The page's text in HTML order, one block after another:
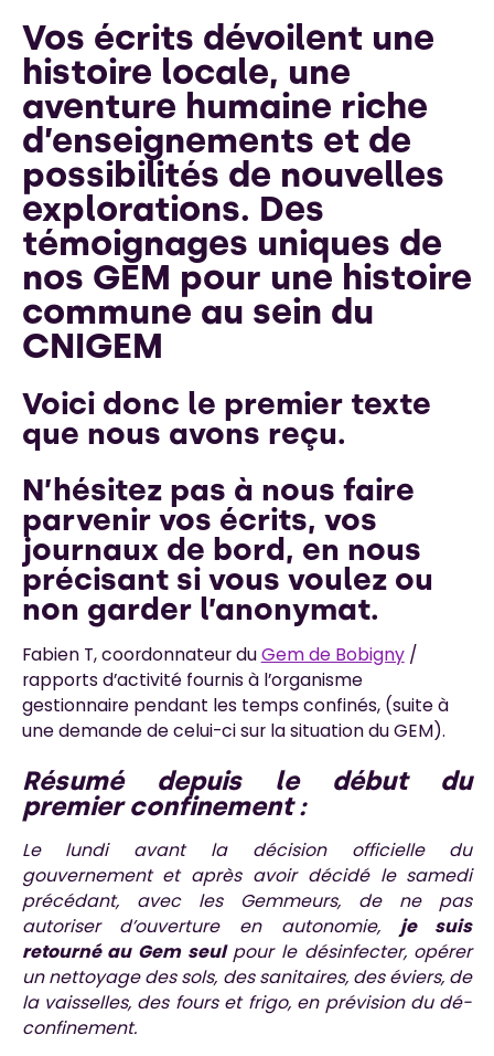
Vos écrits dévoilent une
histoire locale, une
aventure humaine riche
d’enseignements et de
possibilités de nouvelles
explorations. Des
témoignages uniques de
nos GEM pour une histoire
commune au sein du
CNIGEM
Voici donc le premier texte
que nous avons reçu.
N’hésitez pas à nous faire
parvenir vos écrits, vos
journaux de bord, en nous
précisant si vous voulez ou
non garder l’anonymat.
Fabien T, coordonnateur duGem de Bobigny/
rapports d’activité fournis à l’organisme
gestionnaire pendant les temps confinés, (suite à
une demande de celui-ci sur la situation du GEM).
Résumé depuis le début du
premier confinement :
Le lundi avant la décision officielle du
gouvernement et après avoir décidé le samedi
précédant, avec les Gemmeurs, de ne pas
autoriser d’ouverture en autonomie, je suis
retourné au Gem seulpour le désinfecter, opérer
un nettoyage des sols, des sanitaires, des éviers, de
la vaisselles, des fours et frigo, en prévision du dé-
confinement.